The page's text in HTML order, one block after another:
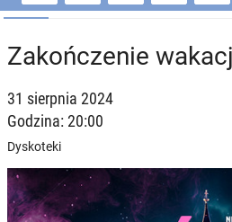
Zakończenie
31 sierpnia 2024
Godzina: 20:00
Dyskoteki